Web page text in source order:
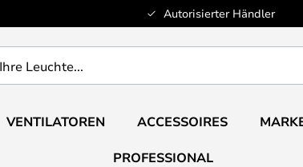
Autorisierter Händler
VENTILATOREN ACCESSOIRES
PROFESSIONAL